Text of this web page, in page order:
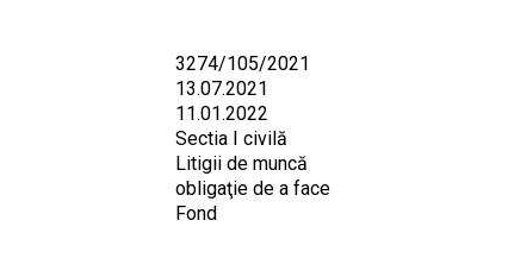
3274/105/2021
13.07.2021
11.01.2022
Sectia I civilă
Litigii de muncă
obligaţie de a face
Fond